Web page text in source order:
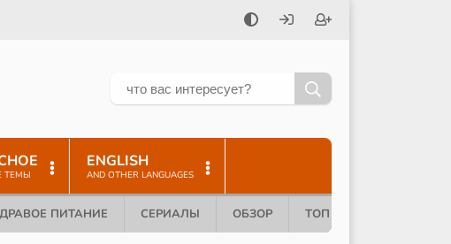
ТЕМЫ
ENGLISH
AND OTHER LANGUAGES
ПИТАНИЕ СЕРИАЛЫ ОБЗОР ТОП 10